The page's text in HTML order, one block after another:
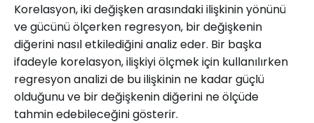
Korelasyon, iki değişken arasındaki ilişkinin yönünü
ve gücünü ölçerken regresyon, bir değişkenin
diğerini nasıl etkilediğini analiz eder. Bir başka
ifadeyle korelasyon, ilişkiyi ölçmek için kullanılırken
regresyon analizi de bu ilişkinin ne kadar güçlü
olduğunu ve bir değişkenin diğerini ne ölçüde
tahmin edebileceğini gösterir.